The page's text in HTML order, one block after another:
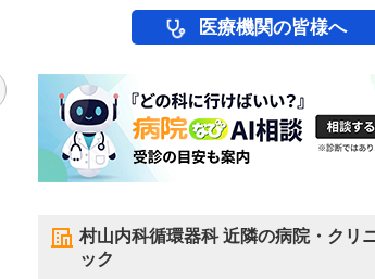
医療機関の皆様へ
村山内科循環器科近隣の病院・クリ
ック